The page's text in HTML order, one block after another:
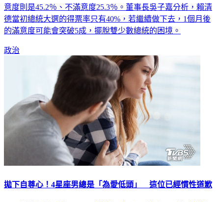
德當初總統大選的得票率只有40%，若繼續做下去，1個月後
的滿意度可能會突破5成，擺脫雙少數總統的困境。